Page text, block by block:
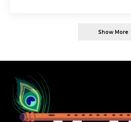
Show More